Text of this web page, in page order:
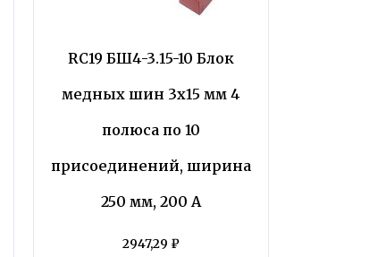
RC19 БШ4-3.15-10 Блок
медных шин 3х15 мм 4
полюса по 10
присоединений, ширина
250 мм, 200 А
2947,29 ₽